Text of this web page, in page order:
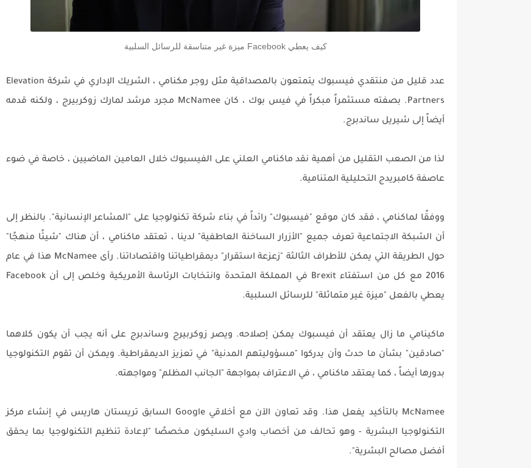
كيف يعطي Facebook ميزة غير متناسقة للرسائل السلبية
عدد قليل من منتقدي فيسبوك يتمتعون بالمصداقية مثل روجر مكنامي ، الشريك الإداري في شركة Elevation
Partners. بصفته مستثمراً مبكراً في فيس بوك ، كان McNamee مجرد مرشد لمارك زوكربيرج ، ولكنه قدمه
أيضاً إلى شيريل ساندبرج.
لذا من الصعب التقليل من أهمية نقد ماكنامي العلني على الفيسبوك خلال العامين الماضيين ، خاصة في ضوء
عاصفة كامبريدج التحليلية المتنامية.
ووفقًا لماكنامي ، فقد كان موقع "فيسبوك" رائداً في بناء شركة تكنولوجيا على "المشاعر الإنسانية". بالنظر إلى
أن الشبكة الاجتماعية تعرف جميع "الأزرار الساخنة العاطفية" لدينا ، تعتقد ماكنامي ، أن هناك "شيئًا منهجًا"
حول الطريقة التي يمكن للأطراف الثالثة "زعزعة استقرار" ديمقراطياتنا واقتصاداتنا. رأى McNamee هذا في عام
2016 مع كل من استفتاء Brexit في المملكة المتحدة وانتخابات الرئاسة الأمريكية وخلص إلى أن Facebook
يعطي بالفعل "ميزة غير متماثلة" للرسائل السلبية.
ماكينامي ما زال يعتقد أن فيسبوك يمكن إصلاحه. ويصر زوكربيرج وساندبرج على أنه يجب أن يكون كلاهما
"صادقين" بشأن ما حدث وأن يدركوا "مسؤوليتهم المدنية" في تعزيز الديمقراطية. ويمكن أن تقوم التكنولوجيا
بدورها أيضاً ، كما يعتقد ماكنامي ، في الاعتراف بمواجهة "الجانب المظلم" ومواجهته.
McNamee بالتأكيد يفعل هذا. وقد تعاون الآن مع أخلاقي Google السابق تريستان هاريس في إنشاء مركز
التكنولوجيا البشرية - وهو تحالف من أخصاب وادي السليكون مخصصًا "لإعادة تنظيم التكنولوجيا بما يحقق
أفضل مصالح البشرية".